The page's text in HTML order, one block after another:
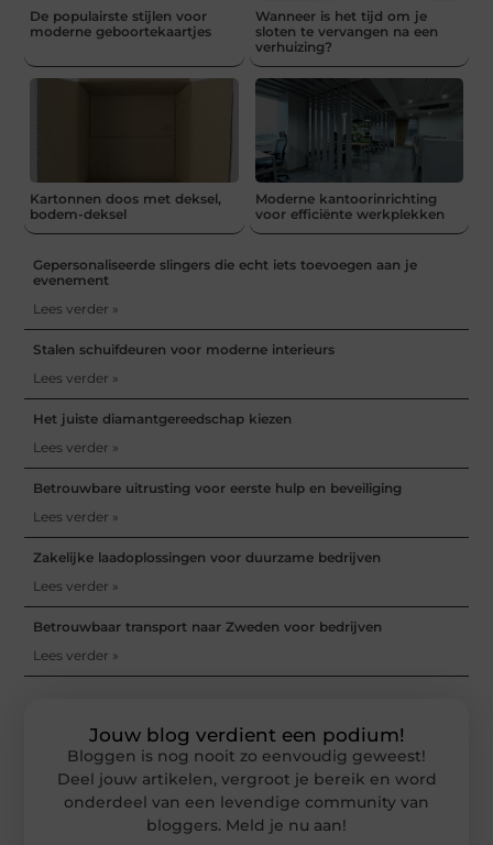
De populairste stijlen voor
moderne geboortekaartjes
Wanneer is het tijd om je
sloten te vervangen na een
verhuizing?
Kartonnen doos met deksel,
bodem-deksel
Moderne kantoorinrichting
voor efficiënte werkplekken
Gepersonaliseerde slingers die echt iets toevoegen aan je
evenement
Lees verder »
Stalen schuifdeuren voor moderne interieurs
Lees verder »
Het juiste diamantgereedschap kiezen
Lees verder »
Betrouwbare uitrusting voor eerste hulp en beveiliging
Lees verder »
Zakelijke laadoplossingen voor duurzame bedrijven
Lees verder »
Betrouwbaar transport naar Zweden voor bedrijven
Lees verder »
Jouw blog verdient een podium!
Bloggen is nog nooit zo eenvoudig geweest!
Deel jouw artikelen, vergroot je bereik en word
onderdeel van een levendige community van
bloggers. Meld je nu aan!